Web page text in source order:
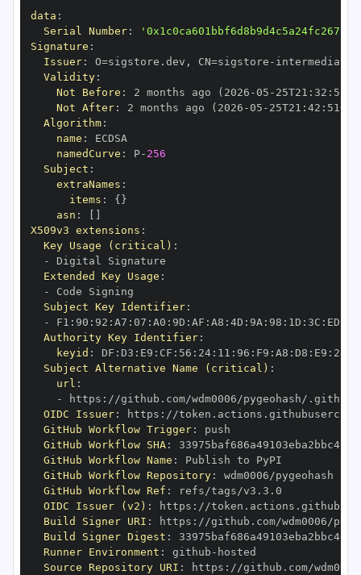
data :
Serial Number:
Signature :
Issuer: O=sigstore.dev , CN=sigstore -
Validity:
Not Before : 2 months ago (2026 -05 - 25T21 : 32 :
Not After: 2 months ago (2026 -05 - 25T21 : 42 : 51+00
Algorithm:
name :
namedCurve : P- 256
Subject :
extraNames :
items : { }
asn :
X509v3 extensions :
Key Usage (critical) :
-
Extended Key Usage :
-
Subject Key Identifier:
-
F1 : 90 : 92 : A7 : 07 : A0 : 9D : AF : A8 : 4D : 9A : 98 : 1D : 3C : ED
Authority Key Identifier:
keyid : DF : D3 : E9 : CF : 56 : 24: 11 : 96 : F9 : A8 : D8 : E9 : 28
Subject Alternative Name (critical) :
url :
-
https : //github.com/wdm0006/pygeohash/
OIDC Issuer: https :
GitHub Workflow Trigger:
GitHub Workflow SHA:
GitHub Workflow Name :
GitHub Workflow Repository:
GitHub Workflow Ref :
OIDC Issuer (v2) : https :
Build Signer URI : https : //github.com/wdm0006/
Build Signer Digest :
Runner Environment : github -
Source Repository URI : https :